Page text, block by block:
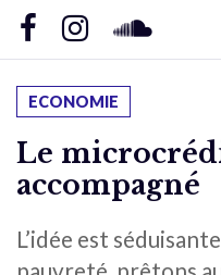
ECONOMIE
Le
accompagné
L’idée est